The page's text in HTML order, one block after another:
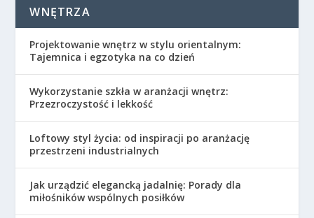
WNĘTRZA
Projektowanie wnętrz w stylu orientalnym:
Tajemnica i egzotyka na co dzień
Wykorzystanie szkła w aranżacji wnętrz:
Przezroczystość i lekkość
Loftowy styl życia: od inspiracji po aranżację
przestrzeni industrialnych
Jak urządzić elegancką jadalnię: Porady dla
miłośników wspólnych posiłków